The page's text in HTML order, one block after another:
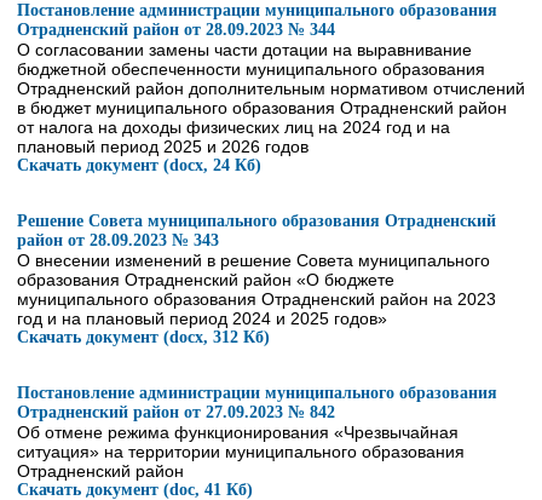
Постановление администрации муниципального образования
Отрадненский район от 28.09.2023 № 344
О согласовании замены части дотации на выравнивание
бюджетной обеспеченности муниципального образования
Отрадненский район дополнительным нормативом отчислений
в бюджет муниципального образования Отрадненский район
от налога на доходы физических лиц на 2024 год и на
плановый период 2025 и 2026 годов
Скачать документ (docx, 24 Кб)
Решение Совета муниципального образования Отрадненский
район от 28.09.2023 № 343
О внесении изменений в решение Совета муниципального
образования Отрадненский район «О бюджете
муниципального образования Отрадненский район на 2023
год и на плановый период 2024 и 2025 годов»
Скачать документ (docx, 312 Кб)
Постановление администрации муниципального образования
Отрадненский район от 27.09.2023 № 842
Об отмене режима функционирования «Чрезвычайная
ситуация» на территории муниципального образования
Отрадненский район
Скачать документ (doc, 41 Кб)